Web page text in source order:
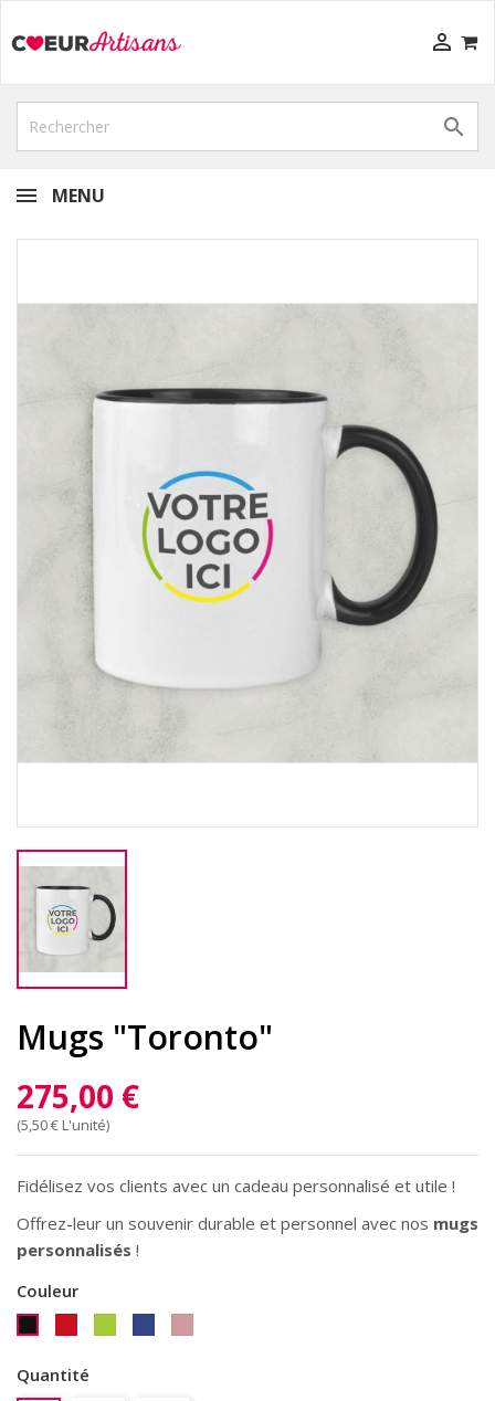


MENU
Mugs "Toronto"
275,00 €
(5,50 € L'unité)
Fidélisez vos clients avec un cadeau personnalisé et utile !
Offrez-leur un souvenir durable et personnel avec nos mugs
personnalisés !
Couleur
Quantité